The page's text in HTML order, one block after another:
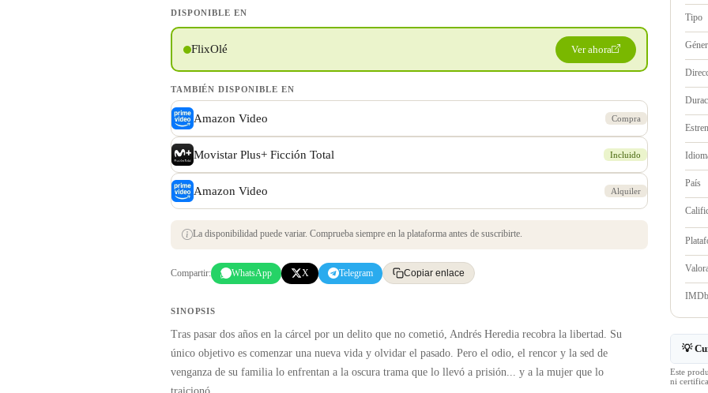
DISPONIBLE EN
FlixOlé Ver ahora
TAMBIÉN DISPONIBLE EN
Amazon Video Compra
Movistar Plus+ Ficción Total Incluido
Amazon Video Alquiler
La disponibilidad puede variar. Comprueba siempre en la plataforma antes de suscribirte.
Compartir: WhatsApp X Telegram Copiar enlace
SINOPSIS
Tras pasar dos años en la cárcel por un delito que no cometió, Andrés Heredia recobra la libertad. Su
único objetivo es comenzar una nueva vida y olvidar el pasado. Pero el odio, el rencor y la sed de
venganza de su familia lo enfrentan a la oscura trama que lo llevó a prisión... y a la mujer que lo
Tipo
País
IMDb
💡
Este
ni